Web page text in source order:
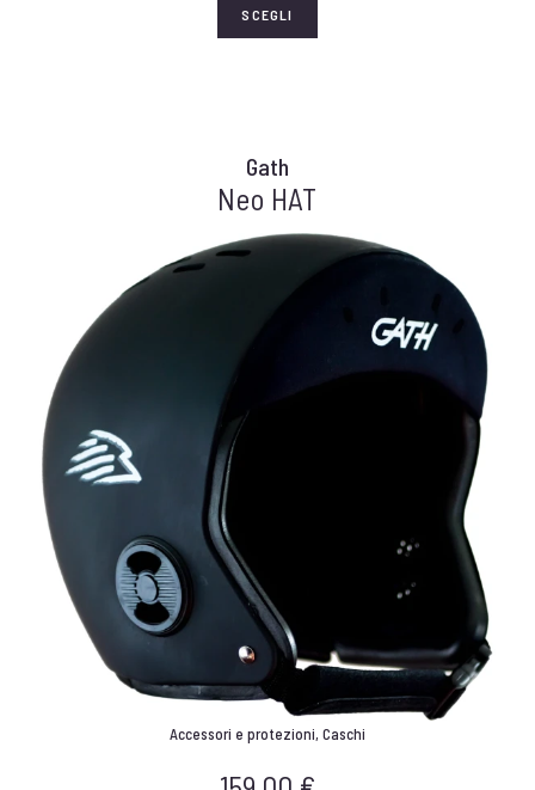
SCEGLI
Gath
Neo HAT
Accessori e protezioni, Caschi